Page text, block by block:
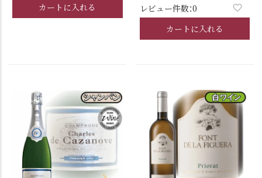
カートに入れる
レビュー件数：0
カートに入れる